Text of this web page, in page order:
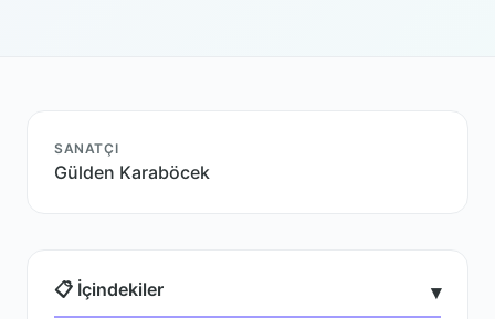
SANATÇI
Gülden Karaböcek
📋 İçindekiler ▾